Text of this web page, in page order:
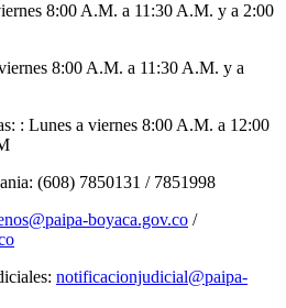
8:00 A.M. a 11:30 A.M. y a 2:00
8:00 A.M. a 11:30 A.M. y a
: Lunes a viernes 8:00 A.M. a 12:00
(608) 7850131 / 7851998
boyaca.gov.co /
notificacionjudicial@paipa-